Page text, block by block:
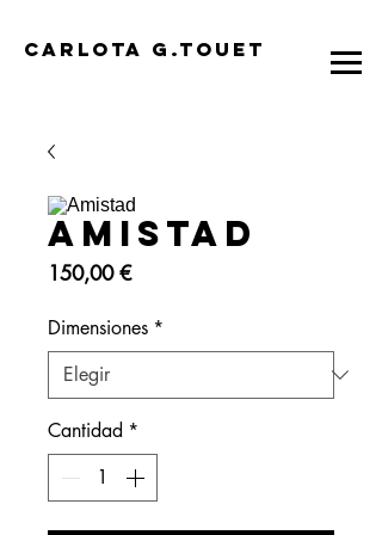
CARLOTA G.TOUET
Amistad
150,00 €Precio
Dimensiones *
Cantidad *